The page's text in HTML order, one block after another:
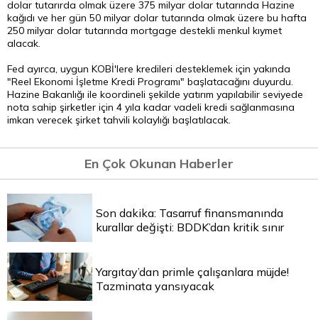
dolar tutarırda olmak üzere 375 milyar dolar tutarında Hazine
kağıdı ve her gün 50 milyar dolar tutarında olmak üzere bu hafta
250 milyar dolar tutarında mortgage destekli menkul kıymet
alacak.
Fed ayırca, uygun KOBİ'lere kredileri desteklemek için yakında
"Reel Ekonomi İşletme Kredi Programı" başlatacağını duyurdu.
Hazine Bakanlığı ile koordineli şekilde yatırım yapılabilir seviyede
nota sahip şirketler için 4 yıla kadar vadeli kredi sağlanmasına
imkan verecek şirket tahvili kolaylığı başlatılacak.
En Çok Okunan Haberler
Son dakika: Tasarruf finansmanında
kurallar değişti: BDDK’dan kritik sınır
Yargıtay’dan primle çalışanlara müjde!
Tazminata yansıyacak